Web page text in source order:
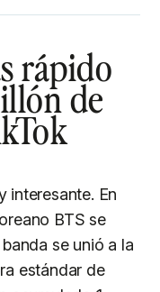
rápido
de
interesante. En
BTS se
se unió a la
estándar de